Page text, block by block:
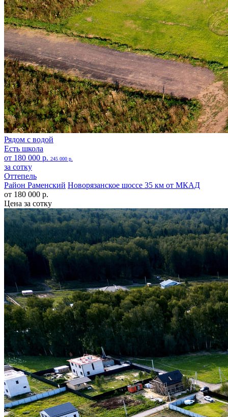
Рядом с водой
Есть школа
от 180 000 р. 245 000 р.
за сотку
Оттепель
Район Раменский Новорязанское шоссе 35 км от МКАД
от 180 000 р.
Цена за сотку